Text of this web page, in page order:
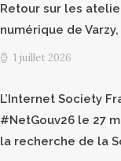
Retour sur les
numérique de
1 juillet 2026
L’Internet Society
#NetGouv26 le 27
la recherche de la